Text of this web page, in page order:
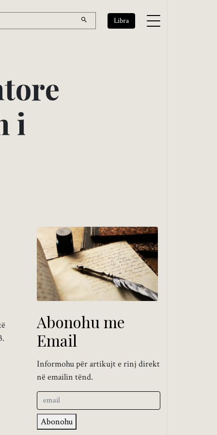
Libra
tore
i
Abonohu me
Email
Informohu për artikujt e rinj direkt
në emailin tënd.
Abonohu